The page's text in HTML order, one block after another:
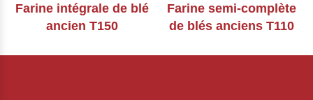
Farine intégrale de blé
ancien T150
Farine semi-complète
de blés anciens T110